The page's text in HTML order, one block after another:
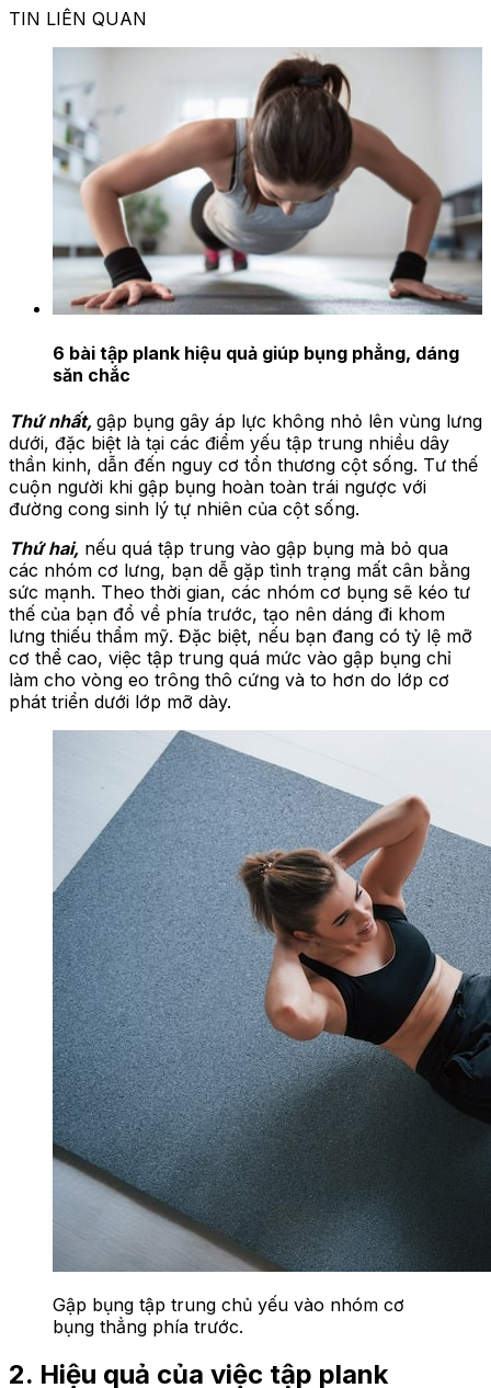
TIN LIÊN QUAN
6 bài tập plank hiệu quả giúp bụng phẳng, dáng
săn chắc
Thứ nhất, gập bụng gây áp lực không nhỏ lên vùng lưng
dưới, đặc biệt là tại các điểm yếu tập trung nhiều dây
thần kinh, dẫn đến nguy cơ tổn thương cột sống. Tư thế
cuộn người khi gập bụng hoàn toàn trái ngược với
đường cong sinh lý tự nhiên của cột sống.
Thứ hai, nếu quá tập trung vào gập bụng mà bỏ qua
các nhóm cơ lưng, bạn dễ gặp tình trạng mất cân bằng
sức mạnh. Theo thời gian, các nhóm cơ bụng sẽ kéo tư
thế của bạn đổ về phía trước, tạo nên dáng đi khom
lưng thiếu thẩm mỹ. Đặc biệt, nếu bạn đang có tỷ lệ mỡ
cơ thể cao, việc tập trung quá mức vào gập bụng chỉ
làm cho vòng eo trông thô cứng và to hơn do lớp cơ
phát triển dưới lớp mỡ dày.
Gập bụng tập trung chủ yếu vào nhóm cơ
bụng thẳng phía trước.
2. Hiệu quả của việc tập plank